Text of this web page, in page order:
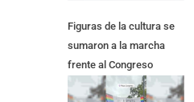
Figuras de la cultura se
sumaron a la marcha
frente al Congreso
contra la Ley de